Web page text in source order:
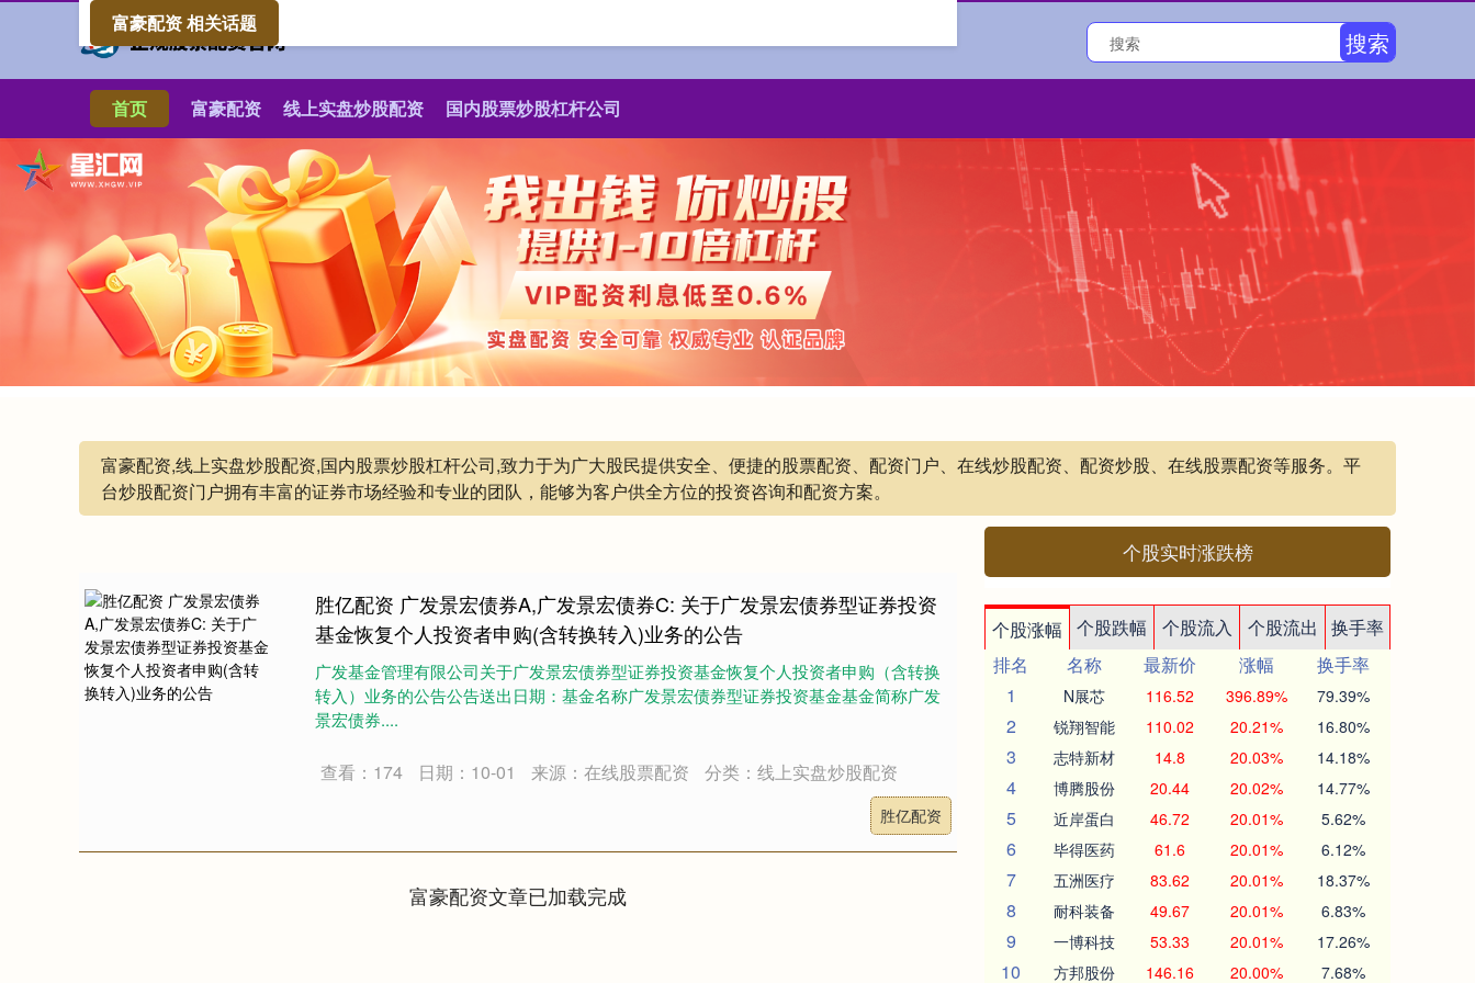
搜索
首页 富豪配资 线上实盘炒股配资 国内股票炒股杠杆公司
富豪配资,线上实盘炒股配资,国内股票炒股杠杆公司,致力于为广大股民提供安全、便捷的股票配资、配资门户、在线炒股配资、配资炒股、在线股票配资等服务。平
台炒股配资门户拥有丰富的证券市场经验和专业的团队，能够为客户供全方位的投资咨询和配资方案。
富豪配资 相关话题
胜亿配资 广发景宏债券A,广发景宏债券C: 关于广发景宏债券型证券投资
基金恢复个人投资者申购(含转换转入)业务的公告
广发基金管理有限公司关于广发景宏债券型证券投资基金恢复个人投资者申购（含转换
转入）业务的公告公告送出日期：基金名称广发景宏债券型证券投资基金基金简称广发
景宏债券....
查看：174 日期：10-01 来源：在线股票配资 分类：线上实盘炒股配资
胜亿配资
富豪配资文章已加载完成
个股实时涨跌榜
个股涨幅 个股跌幅 个股流入 个股流出
换手率
排名
名称 最新价 涨幅
换手率
1
N展芯 116.52 396.89% 79.39%
2 锐翔智能 110.02 20.21% 16.80%
3 志特新材 14.8 20.03% 14.18%
4 博腾股份 20.44 20.02% 14.77%
5 近岸蛋白 46.72 20.01% 5.62%
6 毕得医药 61.6 20.01% 6.12%
7 五洲医疗 83.62 20.01% 18.37%
8 耐科装备 49.67 20.01% 6.83%
9 一博科技 53.33 20.01% 17.26%
10 方邦股份 146.16 20.00% 7.68%